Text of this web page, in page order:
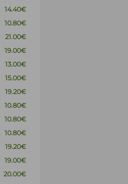
14.40€
10.80€
21.00€
19.00€
13.00€
15.00€
19.20€
10.80€
10.80€
10.80€
19.20€
19.00€
20.00€